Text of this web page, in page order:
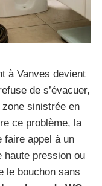
à Vanves devient
de s’évacuer,
zone sinistrée en
ce problème, la
faire appel à un
haute pression ou
le bouchon sans